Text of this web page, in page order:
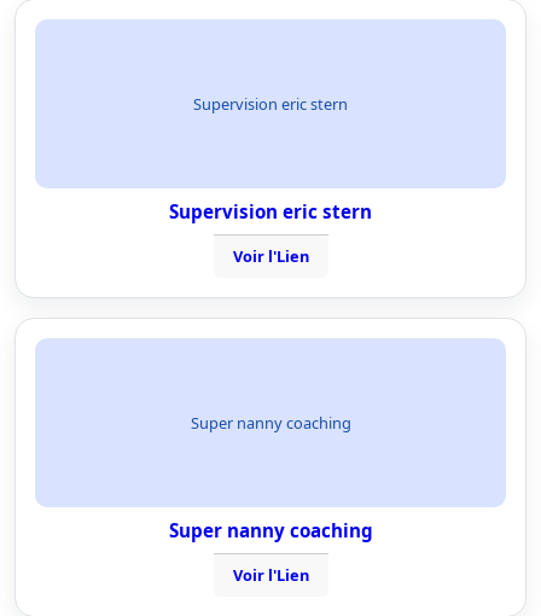
Supervision eric stern
Supervision eric stern
Voir l'Lien
Super nanny coaching
Super nanny coaching
Voir l'Lien